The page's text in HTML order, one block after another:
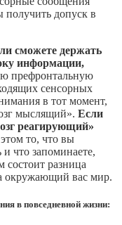
получить допуск в
сможете держать
информации,
префронтальную
сенсорных
в тот момент,
мыслящий». Если
реагирующий»
то, что вы
что запоминаете,
состоит разница
окружающий вас мир.
в повседневной жизни: